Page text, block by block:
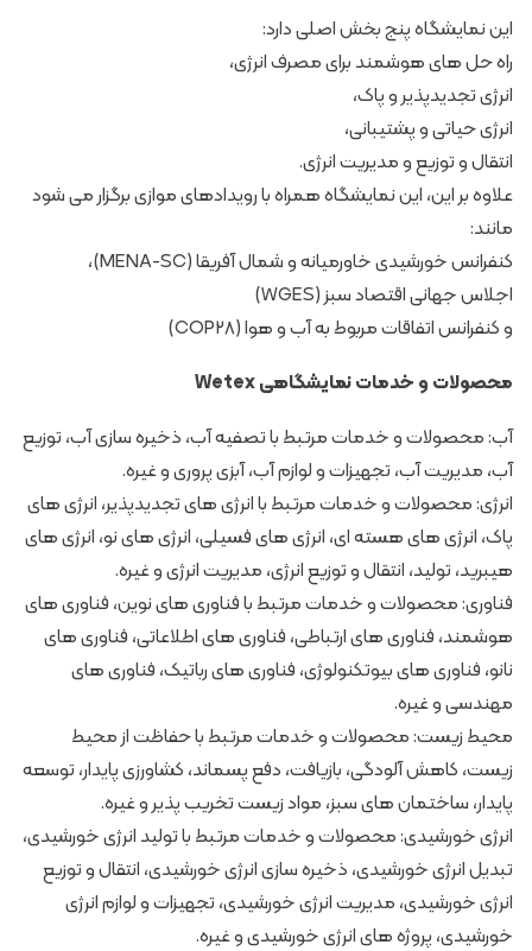
این نمایشگاه پنج بخش اصلی دارد:
راه حل های هوشمند برای مصرف انرژی،
انرژی تجدیدپذیر و پاک،
انرژی حیاتی و پشتیبانی،
انتقال و توزیع و مدیریت انرژی.
علاوه بر این، این نمایشگاه همراه با رویدادهای موازی برگزار می شود
مانند:
کنفرانس خورشیدی خاورمیانه و شمال آفریقا (MENA-SC)،
اجلاس جهانی اقتصاد سبز (WGES)
و کنفرانس اتفاقات مربوط به آب و هوا (COP28)
محصولات و خدمات نمایشگاهی Wetex
آب: محصولات و خدمات مرتبط با تصفیه آب، ذخیره سازی آب، توزیع
آب، مدیریت آب، تجهیزات و لوازم آب، آبزی پروری و غیره.
انرژی: محصولات و خدمات مرتبط با انرژی های تجدیدپذیر، انرژی های
پاک، انرژی های هسته ای، انرژی های فسیلی، انرژی های نو، انرژی های
هیبرید، تولید، انتقال و توزیع انرژی، مدیریت انرژی و غیره.
فناوری: محصولات و خدمات مرتبط با فناوری های نوین، فناوری های
هوشمند، فناوری های ارتباطی، فناوری های اطلاعاتی، فناوری های
نانو، فناوری های بیوتکنولوژی، فناوری های رباتیک، فناوری های
مهندسی و غیره.
محیط زیست: محصولات و خدمات مرتبط با حفاظت از محیط
زیست، کاهش آلودگی، بازیافت، دفع پسماند، کشاورزی پایدار، توسعه
پایدار، ساختمان های سبز، مواد زیست تخریب پذیر و غیره.
انرژی خورشیدی: محصولات و خدمات مرتبط با تولید انرژی خورشیدی،
تبدیل انرژی خورشیدی، ذخیره سازی انرژی خورشیدی، انتقال و توزیع
انرژی خورشیدی، مدیریت انرژی خورشیدی، تجهیزات و لوازم انرژی
خورشیدی، پروژه های انرژی خورشیدی و غیره.